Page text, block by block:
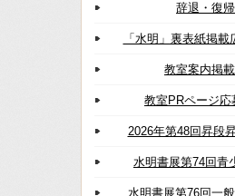
辞退・復
「水明」裏表紙掲
教室案内掲
教室PRページ応
2026年第48回昇段
水明書展第74回青
水明書展第76回一